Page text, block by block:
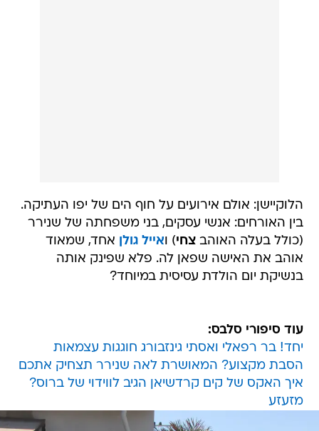
הלוקיישן: אולם אירועים על חוף הים של יפו העתיקה.
בין האורחים: אנשי עסקים, בני משפחתה של שנירר
(כולל בעלה האוהבצחי) ואייל גולן אחד, שמאוד
אוהב את האישה שפאן לה. פלא שפינק אותה
בנשיקת יום הולדת עסיסית במיוחד?
עוד סיפורי סלבס:
יחד! בר רפאלי ואסתי גינזבורג חוגגות עצמאות
הסבת מקצוע? המאושרת לאה שנירר תצחיק אתכם
איך האקס של קים קרדשיאן הגיב לווידוי של ברוס?
מזעזע